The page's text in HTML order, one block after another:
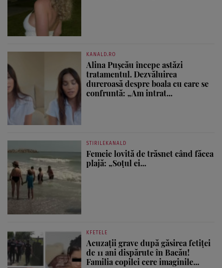
KANALD.RO
Alina Pușcău începe astăzi
tratamentul. Dezvăluirea
dureroasă despre boala cu care se
confruntă: „Am intrat...
STIRILEKANALD
Femeie lovită de trăsnet când făcea
plajă: „Soțul ei...
KFETELE
Acuzații grave după găsirea fetiței
de 11 ani dispărute în Bacău!
Familia copilei cere imaginile...